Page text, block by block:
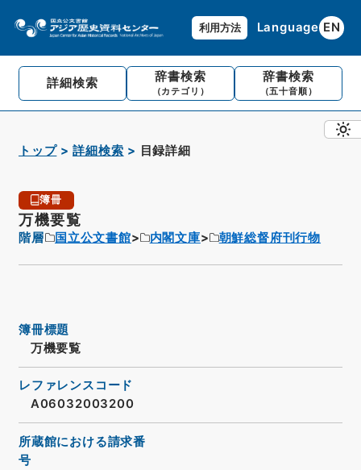
利用方法 Language EN
詳細検索 辞書検索
（カテゴリ）
辞書検索
（五十音順）
トップ 詳細検索 目録詳細
簿冊
万機要覧
階層 国立公文書館 内閣文庫 朝鮮総督府刊行物
簿冊標題
万機要覧
レファレンスコード
A06032003200
所蔵館における請求番
号